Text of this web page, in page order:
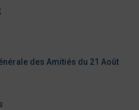
des Amitiés du 21 Août